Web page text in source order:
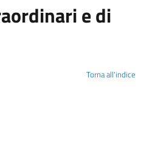
e di
Torna all'indice